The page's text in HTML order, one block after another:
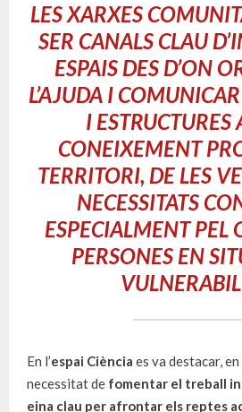
LES XARXES
SER CANALS CLAU
ESPAIS DES D’ON
L’AJUDA I
I
CONEIXEMENT
TERRITORI, DE LES
NECESSITATS
ESPECIALMENT PEL
PERSONES EN
En l’espai Ciència es va destacar,
necessitat de fomentar el treball
eina clau per afrontar els reptes